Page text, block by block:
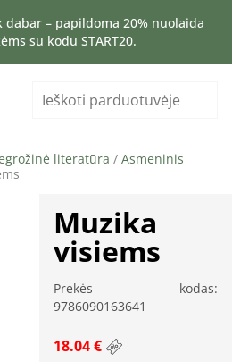
dabar – papildoma 20% nuolaida
su kodu START20.
literatūra / Asmeninis
Muzika
visiems
Prekės kodas:
9786090163641
18.04 €